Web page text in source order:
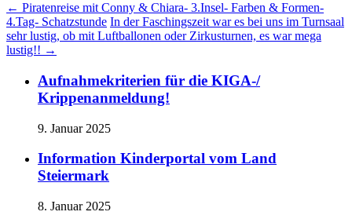
← Piratenreise mit Conny & Chiara- 3.Insel- Farben & Formen-
4.Tag- Schatzstunde In der Faschingszeit war es bei uns im Turnsaal
sehr lustig, ob mit Luftballonen oder Zirkusturnen, es war mega
lustig!! →
Aufnahmekriterien für die KIGA-/
Krippenanmeldung!
9. Januar 2025
Information Kinderportal vom Land
Steiermark
8. Januar 2025